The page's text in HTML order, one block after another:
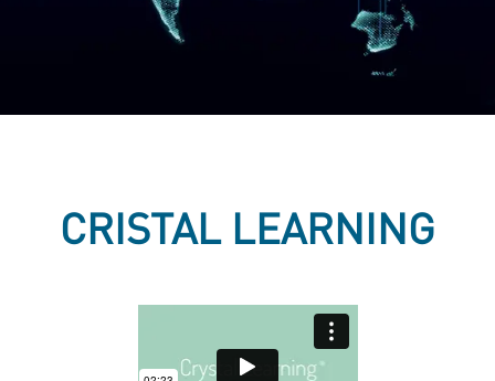
CRISTAL LEARNING